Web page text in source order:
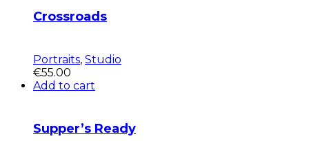
Crossroads
Portraits, Studio
€55.00
Add to cart
Supper’s Ready